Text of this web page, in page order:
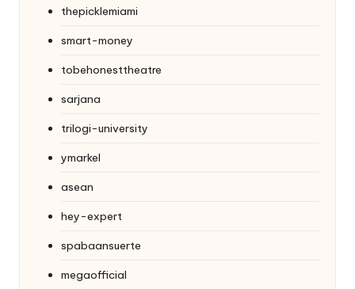
thepicklemiami
smart-money
tobehonesttheatre
sarjana
trilogi-university
ymarkel
asean
hey-expert
spabaansuerte
megaofficial